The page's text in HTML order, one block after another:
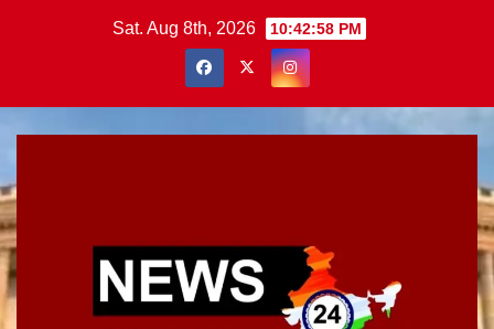
Sat. Aug 8th, 2026 10:42:58 PM